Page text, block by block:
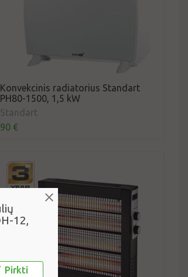
Konvekcinis radiatorius Standart
PH80-1500, 1,5 kW
Standart
90 €
12,
Pirkti